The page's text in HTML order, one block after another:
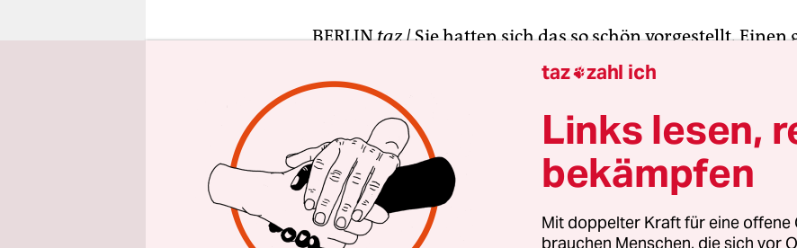
BERLINtaz |Sie hatten sich das so schön vorgestellt. Einen
in einer ehemaligen Kirche hatten Umweltministerium und
Bundestagsfraktionen gebucht, freundliche Moderatoren
Menge Techniker engagiert und für die Verpflegung noch
angebaut. Drei Tage lang sollen „alle interessierten
Bürger“ an diesem Wochenendein Berlin über das neue
Gesetz diskutieren
, hieß es in der Einladung des
taz zahl ich
Links lesen,
bekämpfen
Mit doppelter Kraft für eine offene
brauchen Menschen, die sich vor